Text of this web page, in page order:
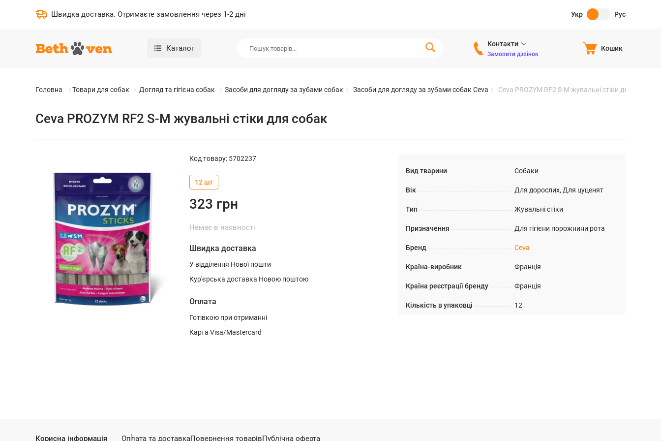
Швидка доставка. Отримаєте замовлення через 1-2 дні Укр Рус
Каталог
Контакти
Замовити дзвінок
Кошик
Головна Товари для собак Догляд та гігієна собак Засоби для догляду за зубами собак Засоби для догляду за зубами собак Ceva Ceva PROZYM RF2 S-M жувальні стіки для собак
Ceva PROZYM RF2 S-M жувальні стіки для собак
Код товару: 5702237
12 шт
323 грн
Немає в наявності
Швидка доставка
У відділення Нової пошти
Кур'єрська доставка Новою поштою
Оплата
Готівкою при отриманні
Карта Visa/Mastercard
Вид тварини Собаки
Вік Для дорослих, Для цуценят
Тип Жувальні стіки
Призначення Для гігієни порожнини рота
Бренд Ceva
Країна-виробник Франція
Країна реєстрації бренду Франція
Кількість в упаковці 12
Корисна інформація Оплата та доставкаПовернення товарівПублічна оферта